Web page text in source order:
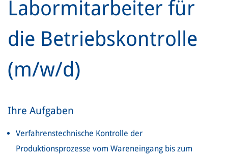
Labormitarbeiter für
die Betriebskontrolle
(m/w/d)
Ihre Aufgaben
Verfahrenstechnische Kontrolle der
Produktionsprozesse vom Wareneingang bis zum